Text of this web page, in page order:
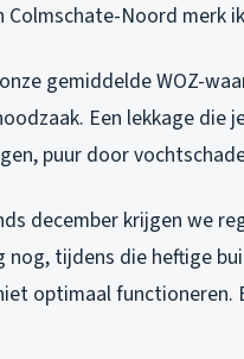
Colmschate-Noord merk
gemiddelde WOZ-
Een lekkage
puur door
december krijgen we
nog, tijdens die heftige
optimaal functioneren.